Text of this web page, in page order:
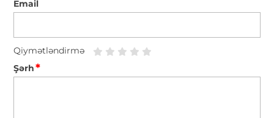
Email
Qiymətləndirmə
Şərh*